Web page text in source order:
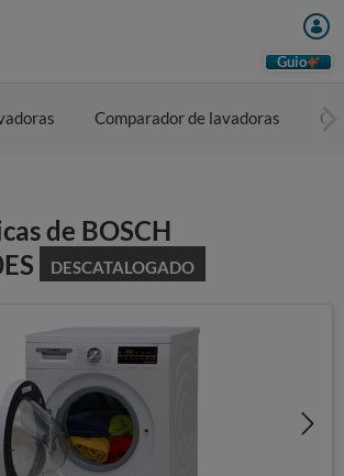
Guio
Comparador de lavadoras
de BOSCH
DESCATALOGADO